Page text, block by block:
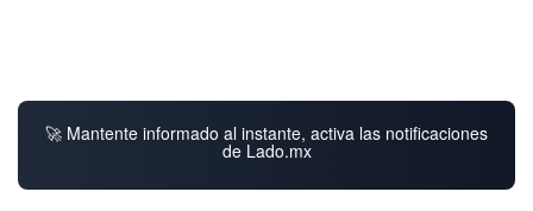
🚀 Mantente informado al instante, activa las notificaciones
de Lado.mx